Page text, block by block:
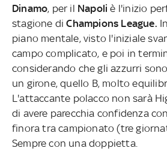
Dinamo, per il Napoliè l'inizio
stagione diChampions League.
piano mentale, visto l'iniziale
campo complicato, e poi in
considerando che gli azzurri
un girone, quello B, molto
L'attaccante polacco non sarà
di avere parecchia confidenza
finora tra campionato (tre
Sempre con una doppietta.